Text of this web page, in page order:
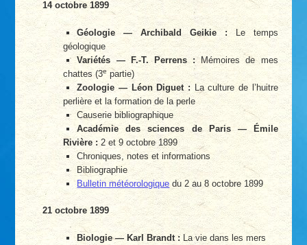
14 octobre 1899
Géologie — Archibald Geikie : Le temps
géologique
Variétés — F.-T. Perrens : Mémoires de mes
chattes (3e partie)
Zoologie — Léon Diguet :La culture de l’huitre
perlière et la formation de la perle
Causerie bibliographique
Académie des sciences de Paris — Émile
Rivière : 2 et 9 octobre 1899
Chroniques, notes et informations
Bibliographie
Bulletin météorologique du 2 au 8 octobre 1899
21 octobre 1899
Biologie — Karl Brandt : La vie dans les mers